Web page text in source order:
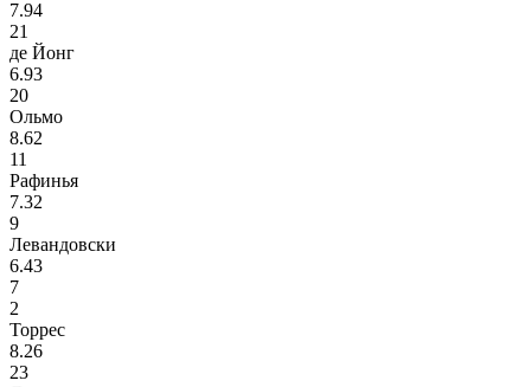
7.94
21
де Йонг
6.93
20
Ольмо
8.62
11
Рафинья
7.32
9
Левандовски
6.43
7
2
Торрес
8.26
23